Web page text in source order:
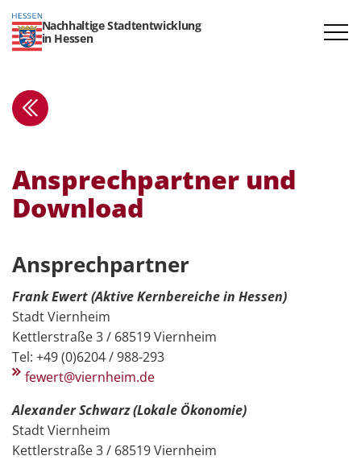
Nachhaltige Stadtentwicklung
in Hessen
Ansprech­partner und
Download
Ansprech­partner
Frank Ewert (Aktive Kernbereiche in Hessen)
Stadt Viernheim
Kettlerstraße 3 / 68519 Viernheim
Tel: +49 (0)6204 / 988-293
fewert@viernheim.de
Alexander Schwarz (Lokale Ökonomie)
Stadt Viernheim
Kettlerstraße 3 / 68519 Viernheim